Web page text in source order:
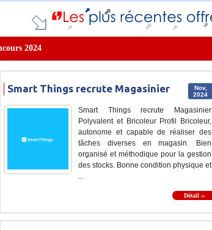
2024
Nov,
2024
Smart Things recrute Magasinier
Smart Things recrute Magasinier
Polyvalent et Bricoleur Profil Bricoleur,
autonome et capable de réaliser des
tâches diverses en magasin. Bien
organisé et méthodique pour la gestion
des stocks. Bonne condition physique et
...
Détail ››